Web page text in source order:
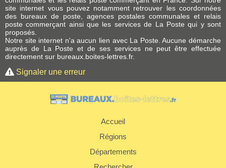
site internet vous pouvez notamment retrouver les coordonnées
des bureaux de poste, agences postales communales et relais
poste commerçant ainsi que les services de La Poste qui y sont
proposés.
Notre site internet n'a aucun lien avec La Poste. Aucune démarche
auprès de La Poste et de ses services ne peut être effectuée
directement sur bureaux.boites-lettres.fr.
Signaler une erreur
Accueil
Régions
Départements